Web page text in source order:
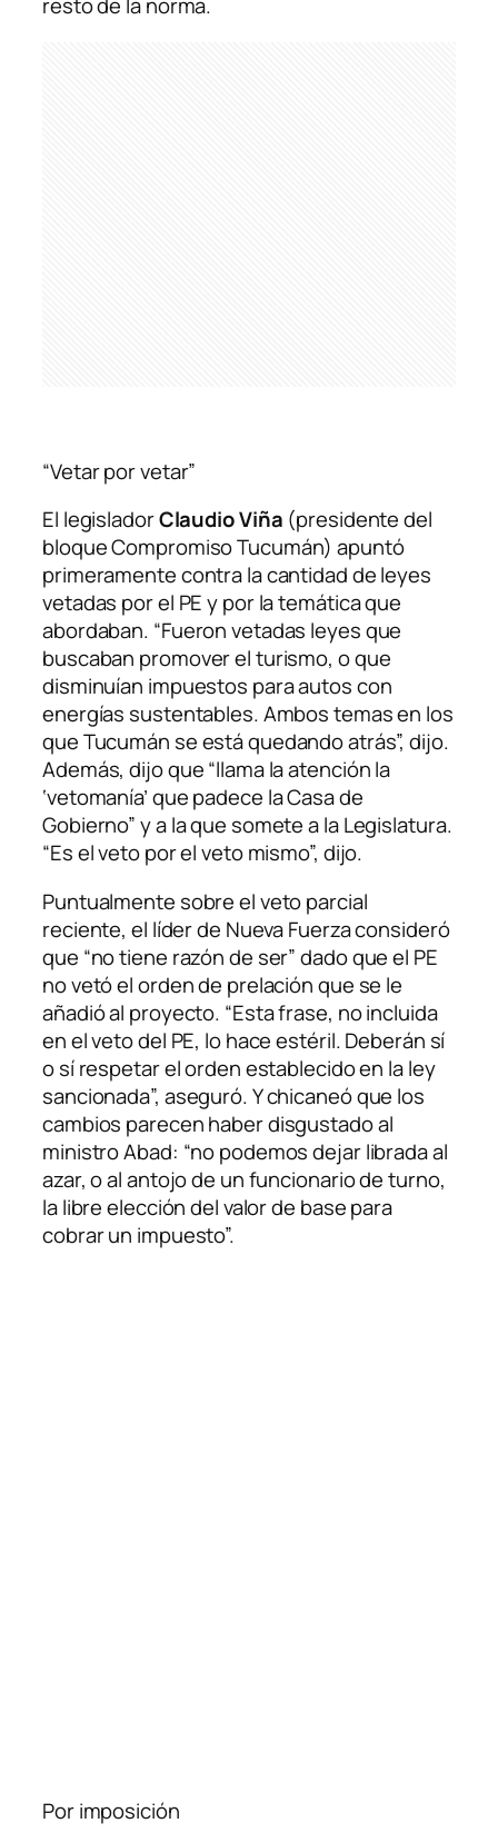
“Vetar por vetar”
El legisladorClaudio Viña (presidente del
bloque Compromiso Tucumán) apuntó
primeramente contra la cantidad de leyes
vetadas por el PE y por la temática que
abordaban. “Fueron vetadas leyes que
buscaban promover el turismo, o que
disminuían impuestos para autos con
energías sustentables. Ambos temas en los
que Tucumán se está quedando atrás”, dijo.
Además, dijo que “llama la atención la
‘vetomanía’ que padece la Casa de
Gobierno” y a la que somete a la Legislatura.
“Es el veto por el veto mismo”, dijo.
Puntualmente sobre el veto parcial
reciente, el líder de Nueva Fuerza consideró
que “no tiene razón de ser” dado que el PE
no vetó el orden de prelación que se le
añadió al proyecto. “Esta frase, no incluida
en el veto del PE, lo hace estéril. Deberán sí
o sí respetar el orden establecido en la ley
sancionada”, aseguró. Y chicaneó que los
cambios parecen haber disgustado al
ministro Abad: “no podemos dejar librada al
azar, o al antojo de un funcionario de turno,
la libre elección del valor de base para
cobrar un impuesto”.
Por imposición